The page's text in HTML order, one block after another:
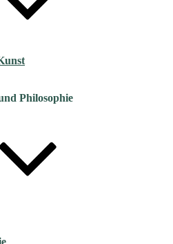
Philosophie